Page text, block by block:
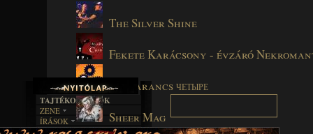
The Silver Shine
Fekete Karácsony - évzáró
Gépnarancs четыре
Sheer Mag
TAJTÉKOS LAPOK
ZENE
EGYÜTTESEK
ÍRÁSOK
BOSZORKÁNYKONYHA